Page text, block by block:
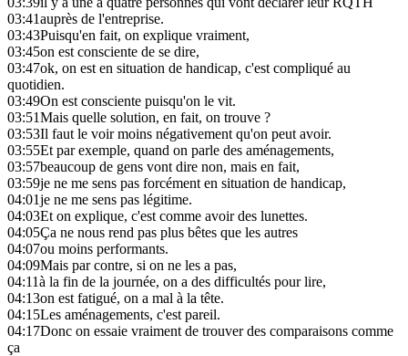
03:41auprès de l'entreprise.
03:43Puisqu'en fait, on explique vraiment,
03:45on est consciente de se dire,
03:47ok, on est en situation de handicap, c'est compliqué au
quotidien.
03:49On est consciente puisqu'on le vit.
03:51Mais quelle solution, en fait, on trouve ?
03:53Il faut le voir moins négativement qu'on peut avoir.
03:55Et par exemple, quand on parle des aménagements,
03:57beaucoup de gens vont dire non, mais en fait,
03:59je ne me sens pas forcément en situation de handicap,
04:01je ne me sens pas légitime.
04:03Et on explique, c'est comme avoir des lunettes.
04:05Ça ne nous rend pas plus bêtes que les autres
04:07ou moins performants.
04:09Mais par contre, si on ne les a pas,
04:11à la fin de la journée, on a des difficultés pour lire,
04:13on est fatigué, on a mal à la tête.
04:15Les aménagements, c'est pareil.
04:17Donc on essaie vraiment de trouver des comparaisons comme
ça